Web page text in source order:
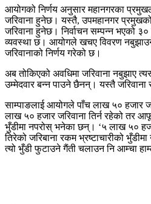
आयोगको निर्णय अनुसार महानगरका
जरिवाना हुनेछ। यस्तै, उपमहानगर
जरिवाना हुनेछ। निर्वाचन सम्पन्न भएको
व्यवस्था छ। आयोगले खचए विवरण
जरिवानाको निर्णय गरेको छ।
अब तोकिएको अवधिमा जरिवाना नबुझाए
उम्मेदवार बन्न पाउने छैनन्। यस्तै
साम्पाङलाई आयोगले पाँच लाख ५० हजार
लाख ५० हजार जरिवाना तिर्न रहेको तर
भुँडीमा नपरोस् भनेका छन्। ‘५ लाख ५०
तिरेको जरिबाना रकम भ्रष्टाचारीको
त्यो भुँडी फुटाउने गैंती चलाउन नि आम्चा